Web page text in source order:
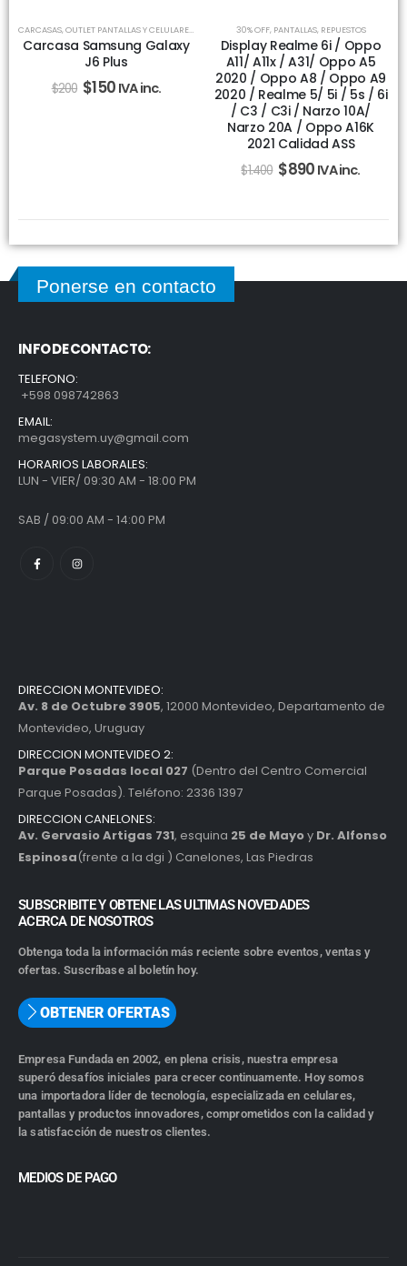
CARCASAS,OUTLET PANTALLAS Y CELULARES REPUESTOS
Carcasa Samsung Galaxy
J6 Plus
$200 $150 IVA inc.
30% OFF, PANTALLAS, REPUESTOS
Display Realme 6i / Oppo
A11/ A11x / A31/ Oppo A5
2020 / Oppo A8 / Oppo A9
2020 / Realme 5/ 5i / 5s / 6i
/ C3 / C3i / Narzo 10A/
Narzo 20A / Oppo A16K
2021 Calidad ASS
$1.400 $890 IVA inc.
Ponerse en contacto
INFO DE CONTACTO:
TELEFONO:
+598 098742863
EMAIL:
megasystem.uy@gmail.com
HORARIOS LABORALES:
LUN - VIER/ 09:30 AM - 18:00 PM
SAB / 09:00 AM - 14:00 PM
DIRECCION MONTEVIDEO:
Av. 8 de Octubre 3905, 12000 Montevideo, Departamento de
Montevideo, Uruguay
DIRECCION MONTEVIDEO 2:
Parque Posadas local 027 (Dentro del Centro Comercial
Parque Posadas). Teléfono: 2336 1397
DIRECCION CANELONES:
Av. Gervasio Artigas 731, esquina 25 de Mayoy Dr. Alfonso
Espinosa(frente a la dgi ) Canelones, Las Piedras
SUBSCRIBITE Y OBTENE LAS ULTIMAS NOVEDADES
ACERCA DE NOSOTROS
Obtenga toda la información más reciente sobre eventos, ventas y
ofertas. Suscríbase al boletín hoy.
OBTENER OFERTAS
Empresa Fundada en 2002, en plena crisis, nuestra empresa
superó desafíos iniciales para crecer continuamente. Hoy somos
una importadora líder de tecnología, especializada en celulares,
pantallas y productos innovadores, comprometidos con la calidad y
la satisfacción de nuestros clientes.
MEDIOS DE PAGO